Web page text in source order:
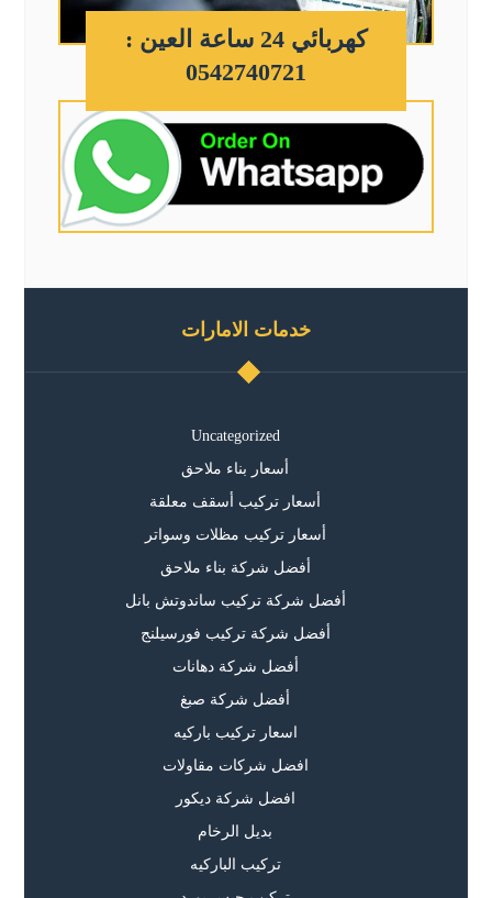
كهربائي 24 ساعة العين :
0542740721
خدمات الامارات
Uncategorized
أسعار بناء ملاحق
أسعار تركيب أسقف معلقة
أسعار تركيب مظلات وسواتر
أفضل شركة بناء ملاحق
أفضل شركة تركيب ساندوتش بانل
أفضل شركة تركيب فورسيلنج
أفضل شركة دهانات
أفضل شركة صبغ
اسعار تركيب باركيه
افضل شركات مقاولات
افضل شركة ديكور
بديل الرخام
تركيب الباركيه